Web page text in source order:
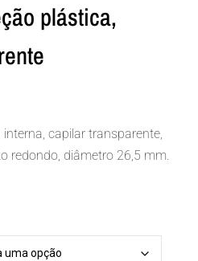
plástica,
capilar transparente,
redondo, diâmetro 26,5 mm.